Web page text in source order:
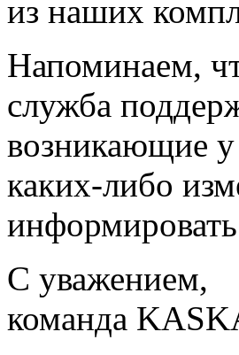
из наших
Напоминаем,
служба
возникающие у
каких-либо
С уважением,
команда